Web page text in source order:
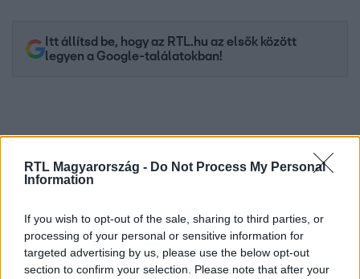
RTL Magyarország - Do Not Process My Personal
Information
If you wish to opt-out of the sale, sharing to third parties, or
processing of your personal or sensitive information for
targeted advertising by us, please use the below opt-out
section to confirm your selection. Please note that after your
Itt állítsd be, hogy az RTL.hu az elsők között
legyen a Google-találatokban!
Kövess minket, és értesülj a friss hírekről a